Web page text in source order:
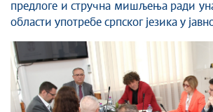
предлоге и стручна мишљења ради
области употребе српског језика у